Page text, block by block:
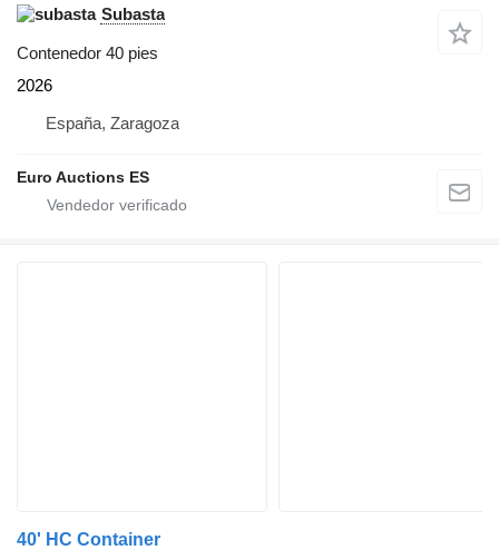
Subasta
Contenedor 40 pies
2026
España, Zaragoza
Euro Auctions ES
40' HC Container